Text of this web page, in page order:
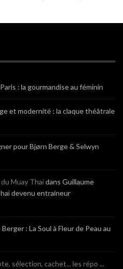
: la gourmandise au féminin
et modernité : la claque théâtrale
pour Bjørn Berge & Selwyn
Muay Thaïdans Guillaume
devenu entraineur
: La Soul à Fleur de Peau au
sélection, cachet... les répo ...